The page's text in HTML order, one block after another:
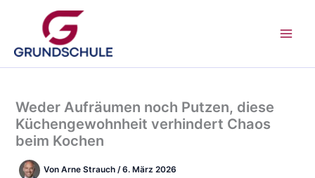
Weder Aufräumen noch Putzen, diese
Küchengewohnheit verhindert Chaos
beim Kochen
VonArne Strauch/6. März 2026